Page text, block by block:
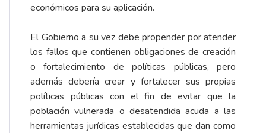
económicos para su aplicación.
El Gobierno a su vez debe propender por atender
los fallos que contienen obligaciones de creación
o fortalecimiento de políticas públicas, pero
además debería crear y fortalecer sus propias
políticas públicas con el fin de evitar que la
población vulnerada o desatendida acuda a las
herramientas jurídicas establecidas que dan como